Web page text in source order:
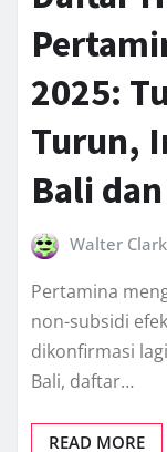
2025:
Turun,
Bali
Walter Clark
Pertamina
non-subsidi
dikonfirmasi
Bali, daftar…
READ MORE